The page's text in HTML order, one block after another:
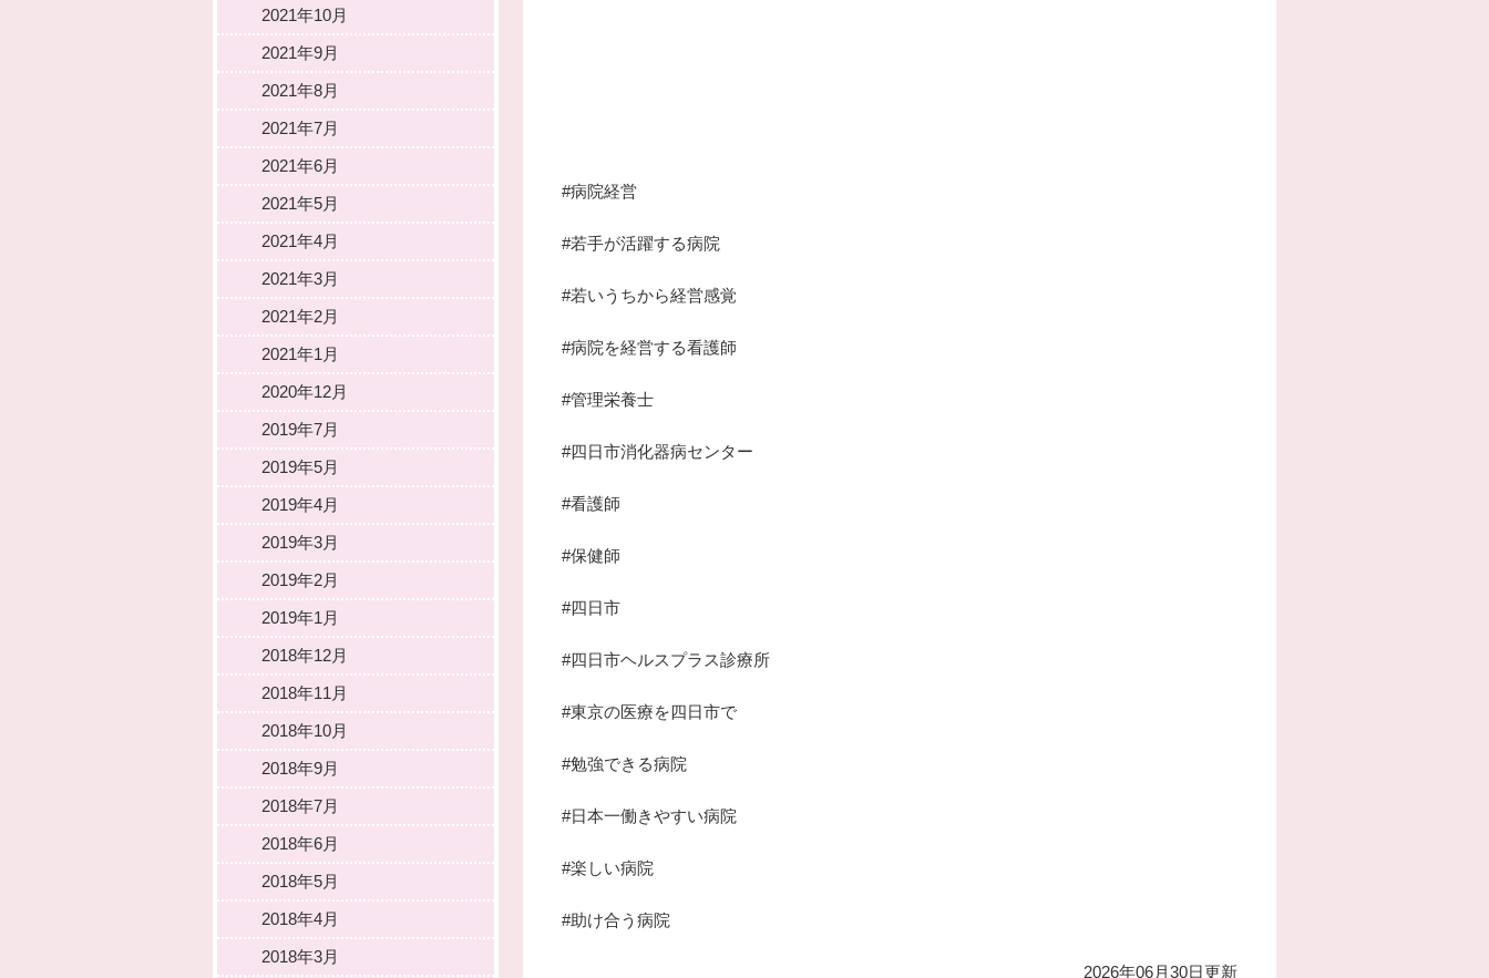
#病院経営
#若手が活躍する病院
#若いうちから経営感覚
#病院を経営する看護師
#管理栄養士
#四日市消化器病センター
#看護師
#保健師
#四日市
#四日市ヘルスプラス診療所
#東京の医療を四日市で
#勉強できる病院
#日本一働きやすい病院
#楽しい病院
#助け合う病院
2026年06月30日更新
2021年10月
2021年9月
2021年8月
2021年7月
2021年6月
2021年5月
2021年4月
2021年3月
2021年2月
2021年1月
2020年12月
2019年7月
2019年5月
2019年4月
2019年3月
2019年2月
2019年1月
2018年12月
2018年11月
2018年10月
2018年9月
2018年7月
2018年6月
2018年5月
2018年4月
2018年3月